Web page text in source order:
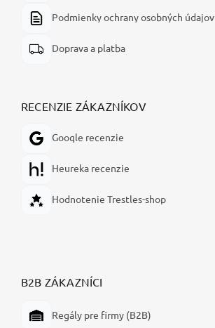
Podmienky ochrany osobných údajov
Doprava a platba
RECENZIE ZÁKAZNÍKOV
Google recenzie
Heureka recenzie
Hodnotenie Trestles-shop
B2B ZÁKAZNÍCI
Regály pre firmy (B2B)